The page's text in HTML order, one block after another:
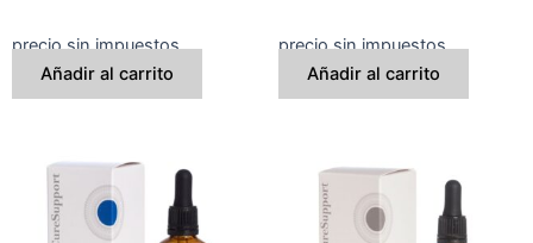
precio sin impuestos
Añadir al carrito
precio sin impuestos
Añadir al carrito